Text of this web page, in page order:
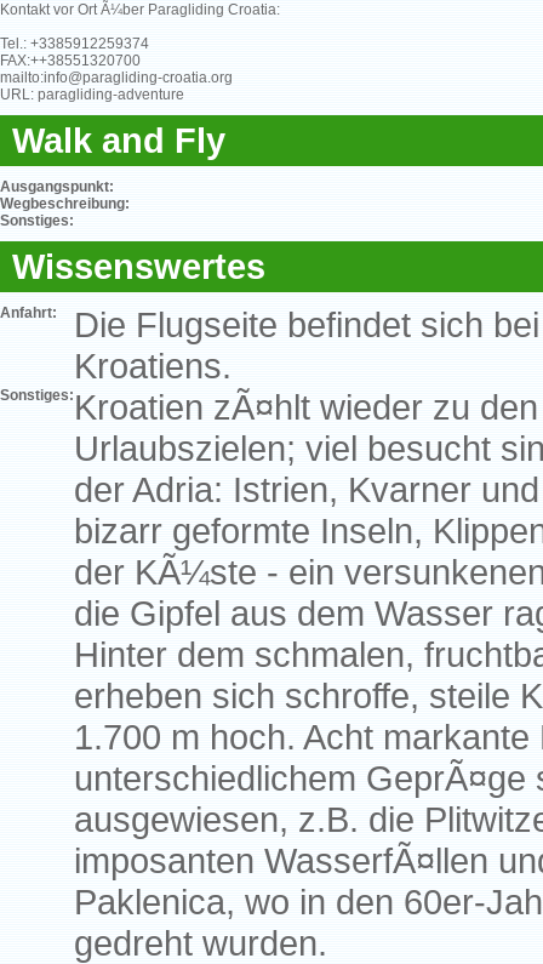
Kontakt vor Ort Ã¼ber Paragliding Croatia:
Tel.: +3385912259374
FAX:++38551320700
mailto:info@paragliding-croatia.org
URL: paragliding-adventure
Walk and Fly
Ausgangspunkt:
Wegbeschreibung:
Sonstiges:
Wissenswertes
Anfahrt:
Die Flugseite befindet sich
Kroatiens.
Sonstiges: Kroatien zÃ¤hlt wieder zu
Urlaubszielen; viel besucht
der Adria: Istrien, Kvarner
bizarr geformte Inseln,
der KÃ¼ste - ein
die Gipfel aus dem Wasser
Hinter dem schmalen,
erheben sich schroffe, steile
1.700 m hoch. Acht
unterschiedlichem GeprÃ¤ge
ausgewiesen, z.B. die
imposanten WasserfÃ¤llen
Paklenica, wo in den 60er-
gedreht wurden.